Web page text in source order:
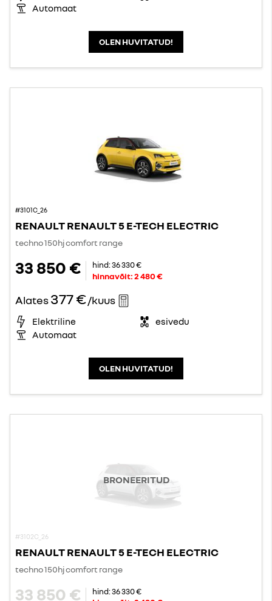
Automaat
OLEN HUVITATUD!
#3101C_26
RENAULT RENAULT 5 E-TECH ELECTRIC
techno 150hj comfort range
33 850 € hind:36 330 €
hinnavõit:2 480 €
Alates377 €/kuus
Elektriline
esivedu
Automaat
OLEN HUVITATUD!
#3102C_26
BRONEERITUD
RENAULT RENAULT 5 E-TECH ELECTRIC
techno 150hj comfort range
33 850 € hind:36 330 €